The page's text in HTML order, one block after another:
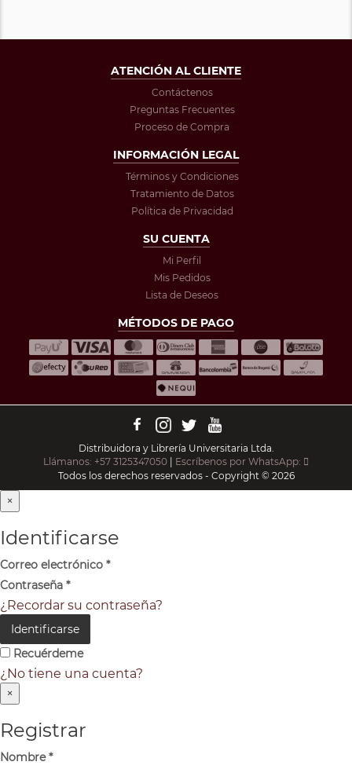
ATENCIÓN AL CLIENTE
Contáctenos
Preguntas Frecuentes
Proceso de Compra
INFORMACIÓN LEGAL
Términos y Condiciones
Tratamiento de Datos
Política de Privacidad
SU CUENTA
Mi Perfil
Mis Pedidos
Lista de Deseos
MÉTODOS DE PAGO
Distribuidora y Librería Universitaria Ltda.
Llámanos: +57 3125347050
Escríbenos por WhatsApp:
Todos los derechos reservados - Copyright © 2026
×
Identificarse
Correo electrónico *
Contraseña *
¿Recordar su contraseña?
Identificarse
Recuérdeme
¿No tiene una cuenta?
×
Registrar
Nombre*